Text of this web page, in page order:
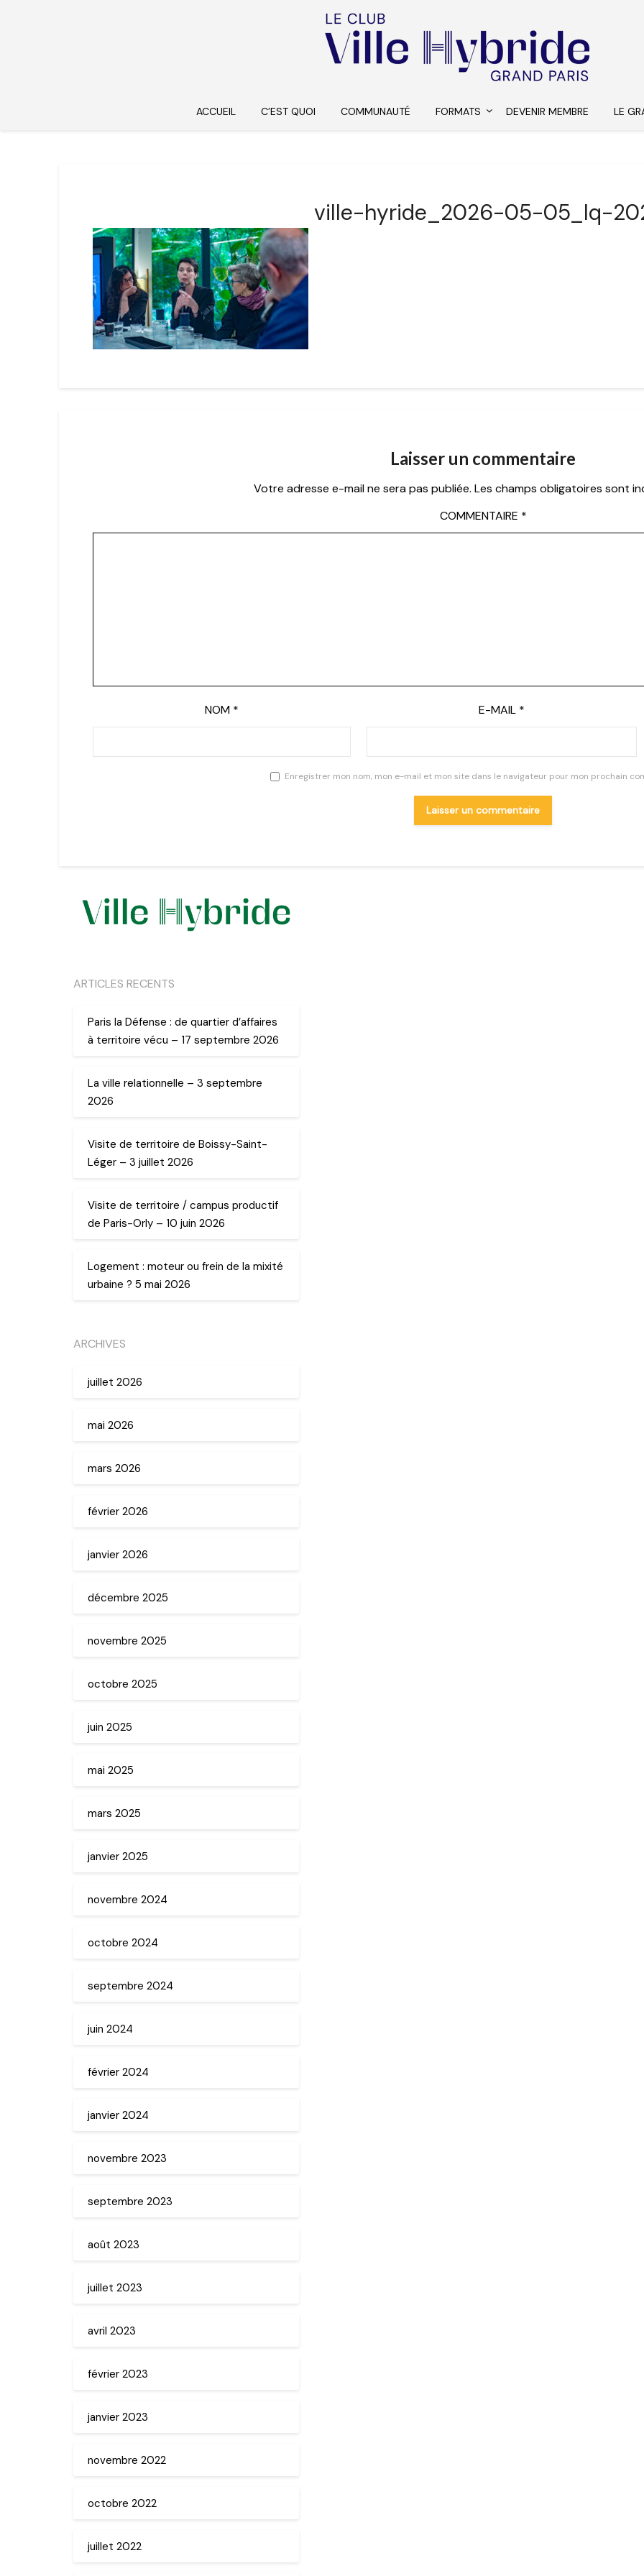
ACCUEIL C’EST QUOI COMMUNAUTÉ FORMATS DEVENIR MEMBRE LE
ville-hyride_2026-05-05_lq-
Laisser un commentaire
Votre adresse e-mail ne sera pas publiée. Les champs obligatoires sont
COMMENTAIRE *
NOM * E-MAIL *
Enregistrer mon nom, mon e-mail et mon site dans le navigateur pour mon prochain
ARTICLES RECENTS
Paris la Défense : de quartier d’affaires
à territoire vécu – 17 septembre 2026
La ville relationnelle – 3 septembre
2026
Visite de territoire de Boissy-Saint-
Léger – 3 juillet 2026
Visite de territoire / campus productif
de Paris-Orly – 10 juin 2026
Logement : moteur ou frein de la mixité
urbaine ? 5 mai 2026
ARCHIVES
juillet 2026
mai 2026
mars 2026
février 2026
janvier 2026
décembre 2025
novembre 2025
octobre 2025
juin 2025
mai 2025
mars 2025
janvier 2025
novembre 2024
octobre 2024
septembre 2024
juin 2024
février 2024
janvier 2024
novembre 2023
septembre 2023
août 2023
juillet 2023
avril 2023
février 2023
janvier 2023
novembre 2022
octobre 2022
juillet 2022